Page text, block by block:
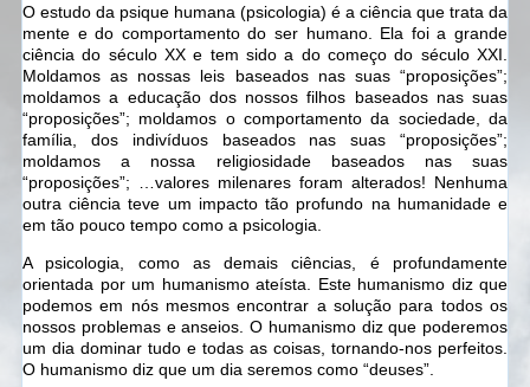
O estudo da psique humana (psicologia) é a ciência que trata da
mente e do comportamento do ser humano. Ela foi a grande
ciência do século XX e tem sido a do começo do século XXI.
Moldamos as nossas leis baseados nas suas “proposições”;
moldamos a educação dos nossos filhos baseados nas suas
“proposições”; moldamos o comportamento da sociedade, da
família, dos indivíduos baseados nas suas “proposições”;
moldamos a nossa religiosidade baseados nas suas
“proposições”; …valores milenares foram alterados! Nenhuma
outra ciência teve um impacto tão profundo na humanidade e
em tão pouco tempo como a psicologia.
A psicologia, como as demais ciências, é profundamente
orientada por um humanismo ateísta. Este humanismo diz que
podemos em nós mesmos encontrar a solução para todos os
nossos problemas e anseios. O humanismo diz que poderemos
um dia dominar tudo e todas as coisas, tornando-nos perfeitos.
O humanismo diz que um dia seremos como “deuses”.